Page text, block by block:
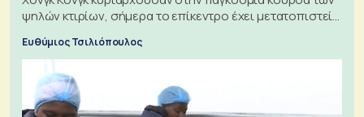
ψηλών κτιρίων, σήμερα το επίκεντρο έχει μετατοπιστεί
Ευθύμιος Τσιλιόπουλος